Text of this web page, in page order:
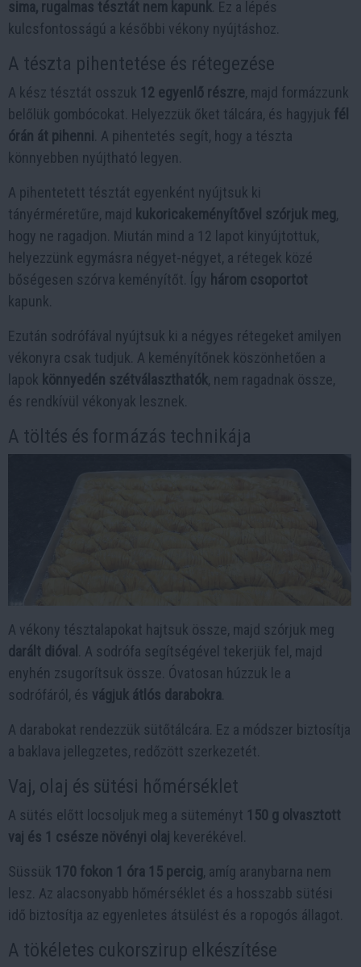
sima, rugalmas tésztát nem kapunk . Ez a lépés
kulcsfontosságú a későbbi vékony nyújtáshoz.
A tészta pihentetése és rétegezése
A kész tésztát osszuk 12 egyenlő részre, majd formázzunk
belőlük gombócokat. Helyezzük őket tálcára, és hagyjuk fél
órán át pihenni
. A pihentetés segít, hogy a tészta
könnyebben nyújtható legyen.
A pihentetett tésztát egyenként nyújtsuk ki
tányérméretűre, majd kukoricakeményítővel szórjuk meg,
hogy ne ragadjon. Miután mind a 12 lapot kinyújtottuk,
helyezzünk egymásra négyet-négyet, a rétegek közé
bőségesen szórva keményítőt. Így három csoportot
kapunk.
Ezután sodrófával nyújtsuk ki a négyes rétegeket amilyen
vékonyra csak tudjuk. A keményítőnek köszönhetően a
lapok könnyedén szétválaszthatók, nem ragadnak össze,
és rendkívül vékonyak lesznek.
A töltés és formázás technikája
A vékony tésztalapokat hajtsuk össze, majd szórjuk meg
darált dióval
. A sodrófa segítségével tekerjük fel, majd
enyhén zsugorítsuk össze. Óvatosan húzzuk le a
sodrófáról, és vágjuk átlós darabokra
A darabokat rendezzük sütőtálcára. Ez a módszer biztosítja
a baklava jellegzetes, redőzött szerkezetét.
Vaj, olaj és sütési hőmérséklet
A sütés előtt locsoljuk meg a süteményt 150 g olvasztott
vaj és 1 csésze növényi olaj keverékével.
Süssük 170 fokon 1 óra 15 percig, amíg aranybarna nem
lesz. Az alacsonyabb hőmérséklet és a hosszabb sütési
idő biztosítja az egyenletes átsülést és a ropogós állagot.
A tökéletes cukorszirup elkészítése